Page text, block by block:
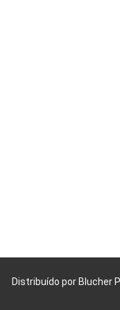
Distribuído por Blucher